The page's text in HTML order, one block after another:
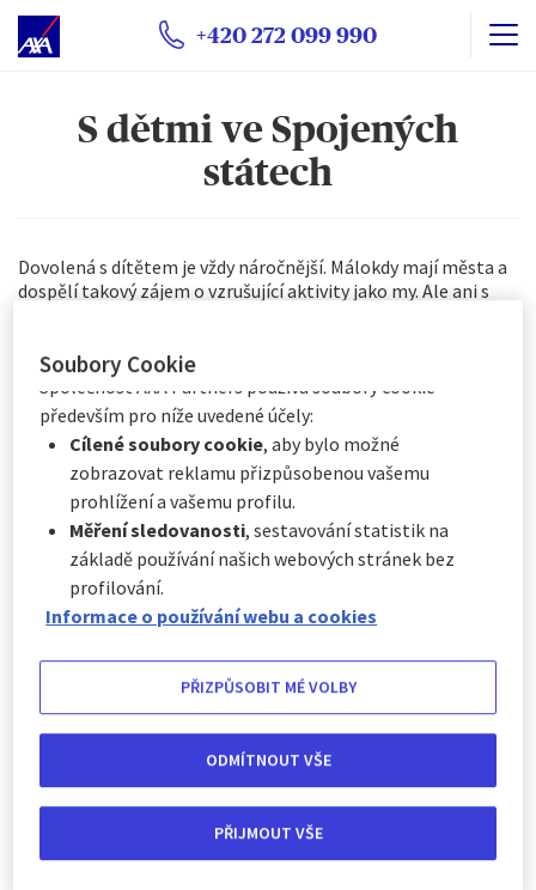
+420 272 099 990
S dětmi ve Spojených
státech
Dovolená s dítětem je vždy náročnější. Málokdy mají města a
dospělí takový zájem o vzrušující aktivity jako my. Ale ani s
Infrastruktura vhodná pro děti
Většina atrakcí, restaurací a hotelů v USA je uzpůsobena i pro
děti, takže se nemusíte bát. Samozřejmostí jsou také
přebalovací pulty, které najdete i na veřejných toaletách -
dokonce i na pánských záchodech.
Soubory Cookie
soubory cookie mohou být používány společností AXA
Partners nebo externími poskytovateli pro níže vedené
po dobu6měsíců. Prostřednictvím Centra předvoleb
souborů cookie můžete souhlasit se všemi nebo pouze
s některými volitelnými soubory cookie v závislosti na
volby“ níže, nebo
Kdykoli kliknutím na „Centrum předvoleb souborů
stránek.
Společnost AXA Partners používá soubory cookie
především pro níže uvedené účely:
Cílené soubory cookie, aby bylo možné
zobrazovat reklamu přizpůsobenou vašemu
prohlížení a vašemu profilu.
Měření sledovanosti, sestavování statistik na
základě používání našich webových stránek bez
profilování.
Informace o používání webu a cookies
PŘIZPŮSOBIT MÉ VOLBY
ODMÍTNOUT VŠE
PŘIJMOUT VŠE